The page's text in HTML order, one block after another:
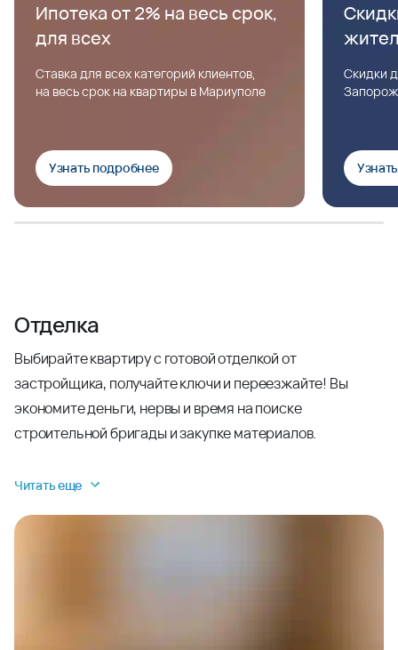
Ипотека от 2% на весь срок,
для всех
Ставка для всех категорий клиентов,
на весь срок на квартиры в Мариуполе
Узнать подробнее
Скидки
Отделка
Выбирайте квартиру с готовой отделкой от
застройщика, получайте ключи и переезжайте! Вы
экономите деньги, нервы и время на поиске
строительной бригады и закупке материалов.
Читать еще